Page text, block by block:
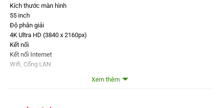
Kích thước màn hình
55 inch
Độ phân giải
4K Ultra HD (3840 x 2160px)
Kết nối
Kết nối Internet
Wifi, Cổng LAN
Xem thêm